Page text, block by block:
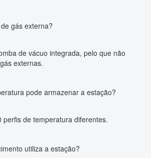
gás externa?
de vácuo integrada, pelo que não
externas.
pode armazenar a estação?
perfis de temperatura diferentes.
utiliza a estação?